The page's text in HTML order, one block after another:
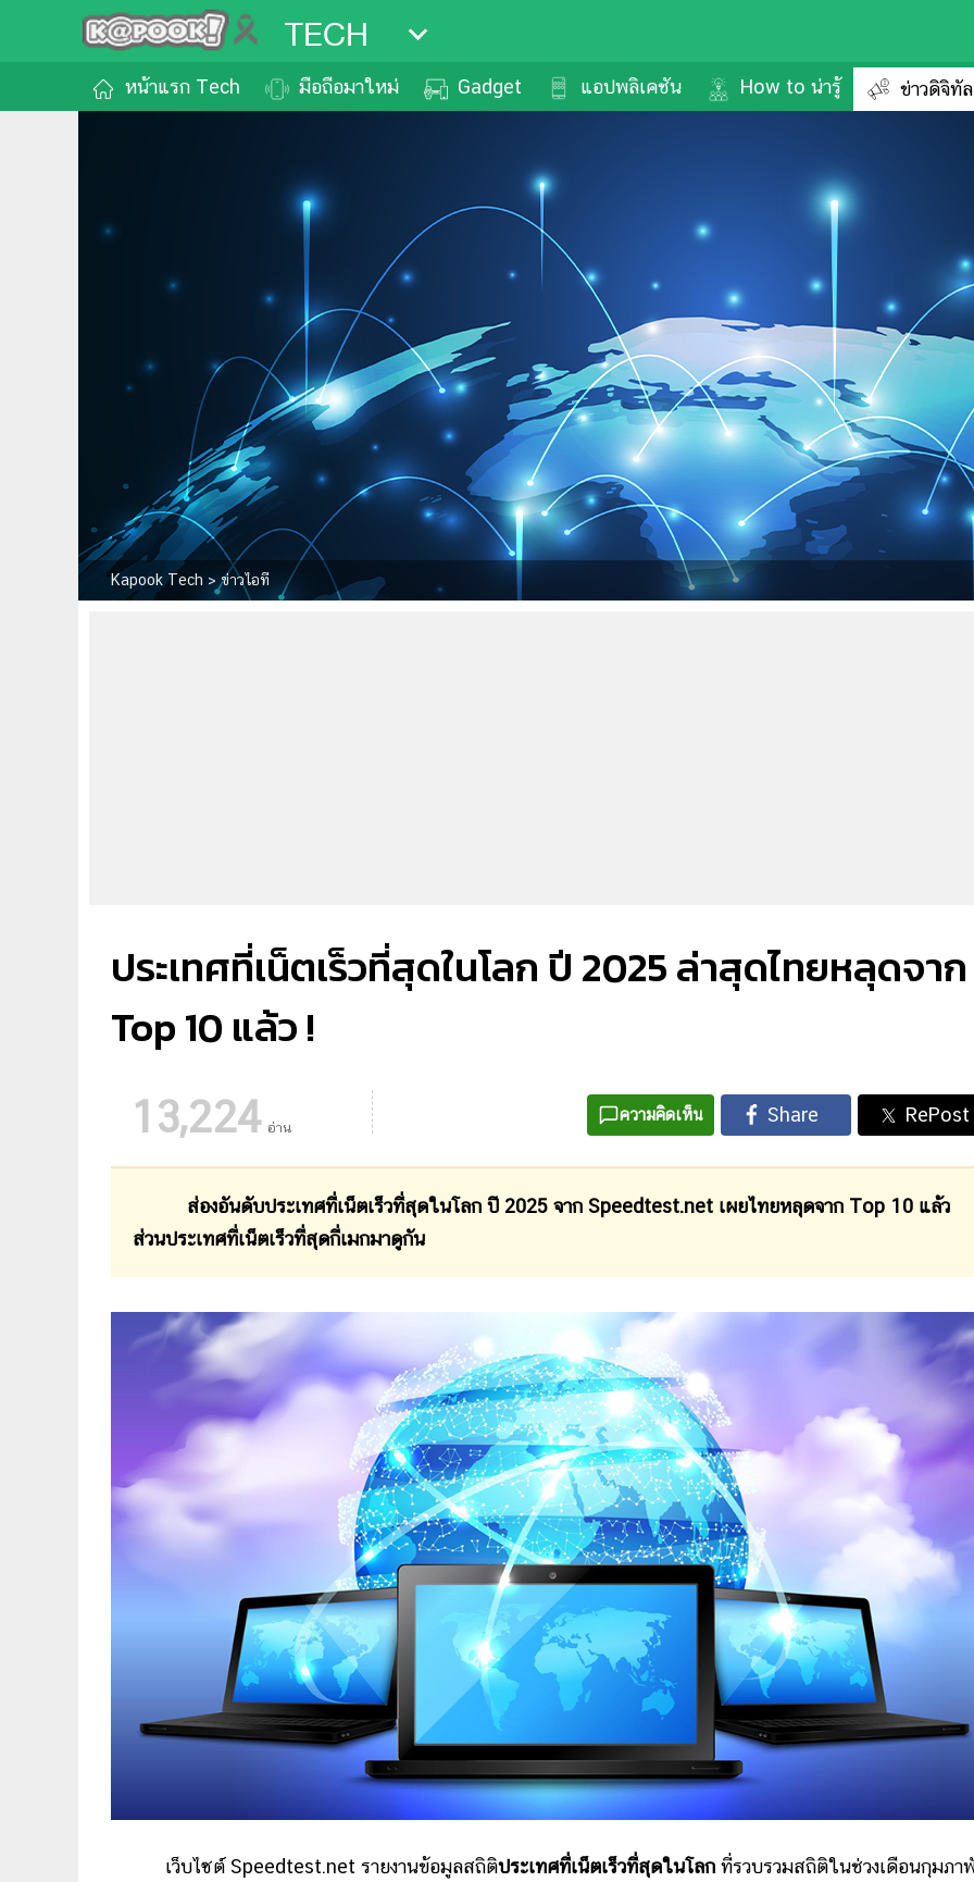
TECH
หน้าแรก Tech มือถือมาใหม่ Gadget แอปพลิเคชัน How to น่ารู้ ข่าวดิจิทั
Kapook Tech >ข่าวไอที
ประเทศที่เน็ตเร็วที่สุดในโลก ปี 2025 ล่าสุดไทยหลุดจาก
Top 10 แล้ว !
13,224 อ่าน
ความคิดเห็น
ส่องอันดับประเทศที่เน็ตเร็วที่สุดในโลก ปี 2025 จาก Speedtest.net เผยไทยหลุดจาก Top 10 แล้ว
ส่วนประเทศที่เน็ตเร็วที่สุดกี่เมกมาดูกัน
เว็บไซต์ Speedtest.net รายงานข้อมูลสถิติประเทศที่เน็ตเร็วที่สุดในโลก ที่รวบรวมสถิติในช่วงเดือนกุมภา